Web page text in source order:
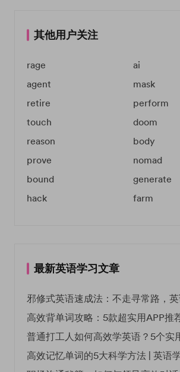
其他用户关注
rage
ai
agent
mask
retire
perform
touch
doom
reason
body
prove
nomad
bound
generate
hack
farm
最新英语学习文章
邪修式英语速成法：不走寻常路，英
高效背单词攻略：5款超实用APP推
高效记忆单词的5大科学方法 | 英语